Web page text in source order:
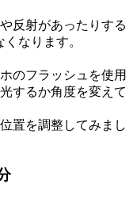
反射があったりする
なります。
のフラッシュを使用
するか角度を変えて
置を調整してみまし